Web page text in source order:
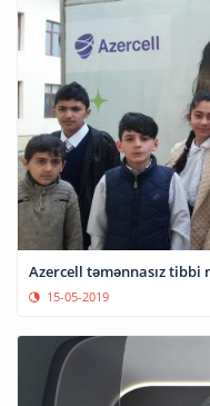
Azercell təmənnasız
15-05-2019